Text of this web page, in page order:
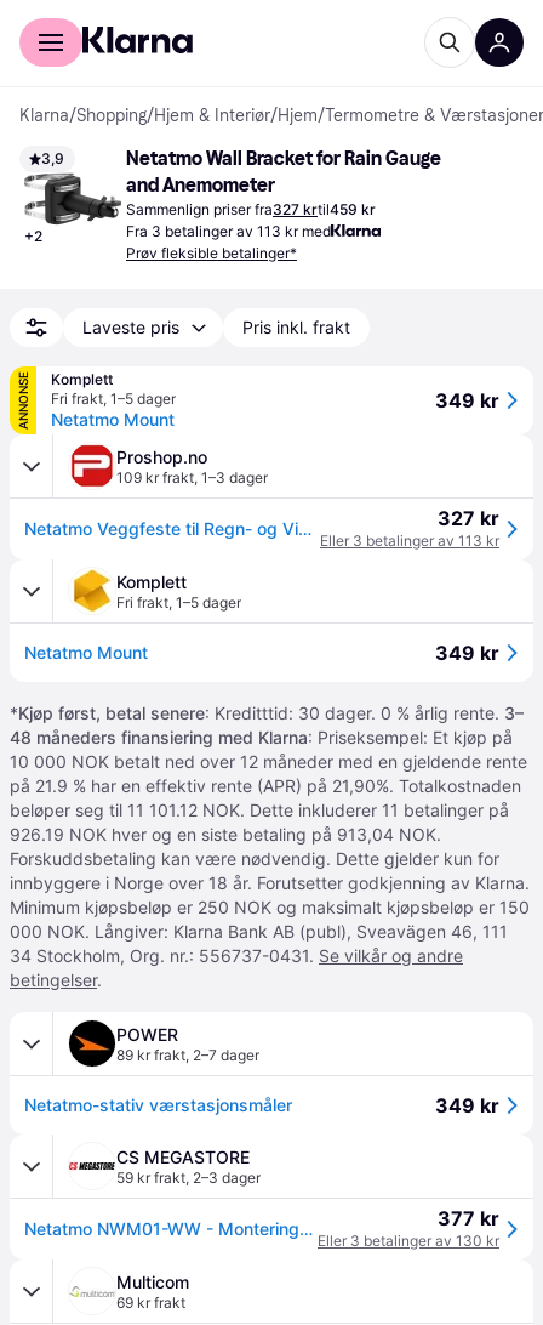
For kunder
Klarna/Shopping/Hjem & Interiør/Hjem/Termometre & Værstasjoner
3,9
+2
Netatmo Wall Bracket for Rain Gauge
and Anemometer
Sammenlign priser fra327 krtil459 kr
Fra 3 betalinger av 113 kr med
Prøv fleksible betalinger*
Laveste pris Pris inkl. frakt
ANNONSE
Komplett
Fri frakt, 1–5 dager
Netatmo Mount
349 kr
Proshop.no
109 kr frakt, 1–3 dager
Netatmo Veggfeste til Regn- og Vindmåler 327 kr
Eller 3 betalinger av 113 kr
Komplett
Fri frakt, 1–5 dager
Netatmo Mount 349 kr
*Kjøp først, betal senere: Kreditttid: 30 dager. 0 % årlig rente. 3–
48 måneders finansiering med Klarna: Priseksempel: Et kjøp på
10 000 NOK betalt ned over 12 måneder med en gjeldende rente
på 21.9 % har en effektiv rente (APR) på 21,90%. Totalkostnaden
beløper seg til 11 101.12 NOK. Dette inkluderer 11 betalinger på
926.19 NOK hver og en siste betaling på 913,04 NOK.
Forskuddsbetaling kan være nødvendig. Dette gjelder kun for
innbyggere i Norge over 18 år. Forutsetter godkjenning av Klarna.
Minimum kjøpsbeløp er 250 NOK og maksimalt kjøpsbeløp er 150
000 NOK. Långiver: Klarna Bank AB (publ), Sveavägen 46, 111
34 Stockholm, Org. nr.: 556737-0431. Se vilkår og andre
betingelser.
POWER
89 kr frakt, 2–7 dager
Netatmo-stativ værstasjonsmåler 349 kr
CS MEGASTORE
59 kr frakt, 2–3 dager
Netatmo NWM01-WW - Monteringssett - for regnmåler 377 kr
Eller 3 betalinger av 130 kr
Multicom
69 kr frakt